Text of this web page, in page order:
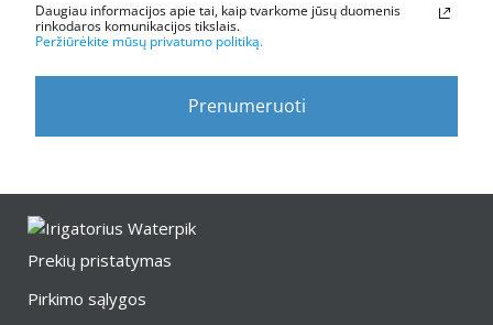
Daugiau informacijos apie tai, kaip tvarkome jūsų duomenis
rinkodaros komunikacijos tikslais.
Peržiūrėkite mūsų privatumo politiką.
Prenumeruoti
Prekių pristatymas
Pirkimo sąlygos